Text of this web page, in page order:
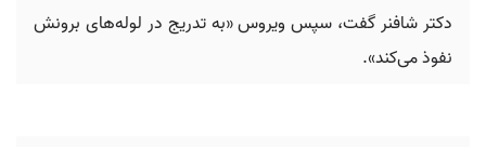
دکتر شافنر گفت، سپس ویروس «به تدریج در لوله‌های برونش
نفوذ می‌کند».